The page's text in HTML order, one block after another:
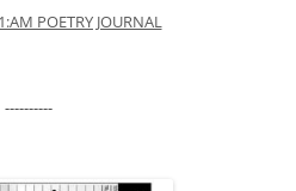
POETRY JOURNAL
----------